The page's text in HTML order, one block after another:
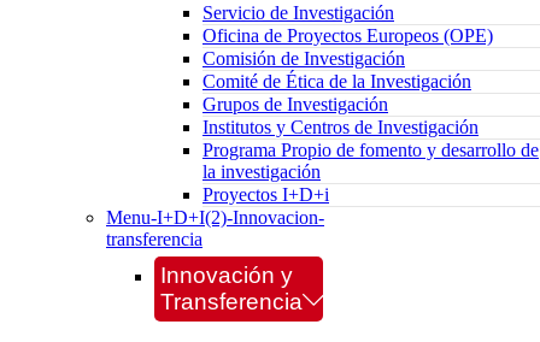
Servicio de Investigación
Oficina de Proyectos Europeos (OPE)
Comisión de Investigación
Comité de Ética de la Investigación
Grupos de Investigación
Institutos y Centros de Investigación
Programa Propio de fomento y desarrollo de
la investigación
Proyectos I+D+i
Menu-I+D+I(2)-Innovacion-
transferencia
Innovación y
Transferencia